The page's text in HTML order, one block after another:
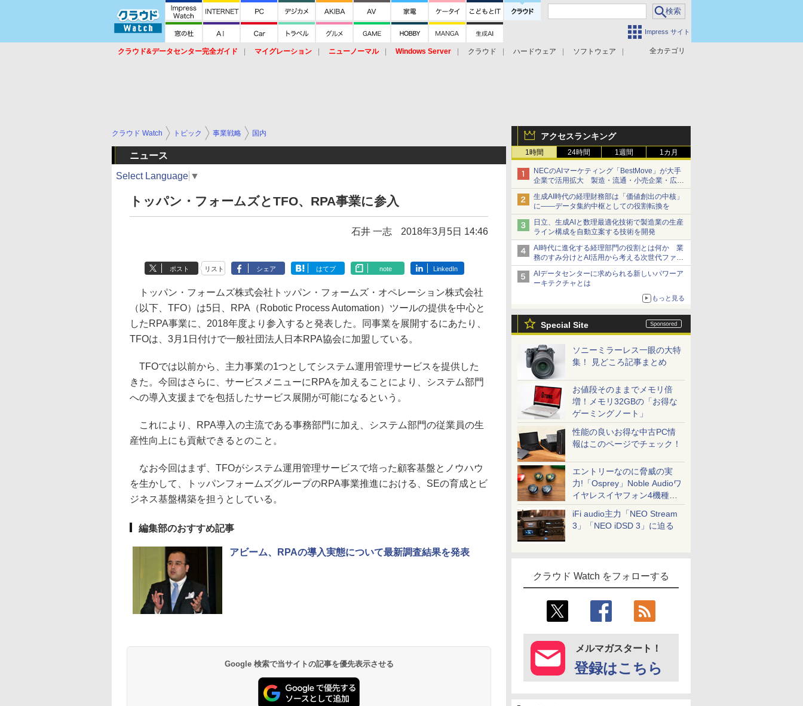
Impress サイト
全カテゴリ
クラウド&データセンター完全ガイド マイグレーション ニューノーマル Windows Server クラウド ハードウェア
ソフトウェア
アクセスランキング
1時間 24時間 1週間 1カ月
NECのAIマーケティング「BestMove」が大手
企業で活用拡大 製造・流通・小売企業・広告
代理店などが実装フェーズへ
生成AI時代の経理財務部は「価値創出の中核」
に――データ集約中枢としての役割転換を
日立、生成AIと数理最適化技術で製造業の生産
ライン構成を自動立案する技術を開発
AI時代に進化する経理部門の役割とは何か 業
務のすみ分けとAI活用から考える次世代ファイ
ナンス戦略
AIデータセンターに求められる新しいパワーア
ーキテクチャとは
もっと見る
Special Site
ソニーミラーレス一眼の大特
集！ 見どころ記事まとめ
お値段そのままでメモリ倍
増！メモリ32GBの「お得な
ゲーミングノート」
性能の良いお得な中古PC情
報はこのページでチェック！
エントリーなのに脅威の実
力!「Osprey」Noble Audioワ
イヤレスイヤフォン4機種を
一気に聴く
iFi audio主力「NEO Stream
3」「NEO iDSD 3」に迫る
クラウド Watch をフォローする
メルマガスタート！
登録はこちら
クラウド Watch トピック 事業戦略 国内
ニュース
Select Language ▼
トッパン・フォームズとTFO、RPA事業に参入
石井 一志 2018年3月5日 14:46
ポスト リスト シェア はてブ note LinkedIn
トッパン・フォームズ株式会社トッパン・フォームズ・オペレーション株式会社
（以下、TFO）は5日、RPA（Robotic Process Automation）ツールの提供を中心と
したRPA事業に、2018年度より参入すると発表した。同事業を展開するにあたり、
TFOは、3月1日付けで一般社団法人日本RPA協会に加盟している。
TFOでは以前から、主力事業の1つとしてシステム運用管理サービスを提供した
きた。今回はさらに、サービスメニューにRPAを加えることにより、システム部門
への導入支援までを包括したサービス展開が可能になるという。
これにより、RPA導入の主流である事務部門に加え、システム部門の従業員の生
産性向上にも貢献できるとのこと。
なお今回はまず、TFOがシステム運用管理サービスで培った顧客基盤とノウハウ
を生かして、トッパンフォームズグループのRPA事業推進における、SEの育成とビ
ジネス基盤構築を担うとしている。
編集部のおすすめ記事
アビーム、RPAの導入実態について最新調査結果を発表
Google 検索で当サイトの記事を優先表示させる